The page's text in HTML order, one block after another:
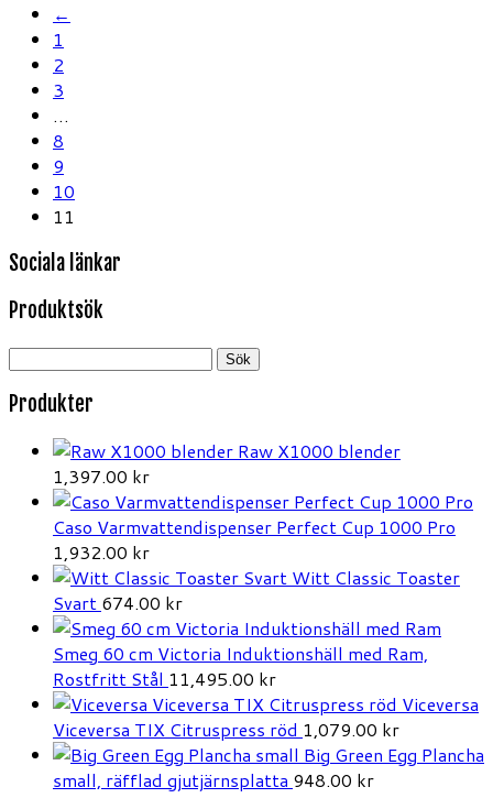
←
1
2
3
…
8
9
10
11
Sociala länkar
Produktsök
Sök
Produkter
Raw X1000 blender
1,397.00 kr
Caso Varmvattendispenser Perfect Cup 1000 Pro
1,932.00 kr
Witt Classic Toaster
Svart 674.00 kr
Smeg 60 cm Victoria Induktionshäll med Ram,
Rostfritt Stål 11,495.00 kr
Viceversa
Viceversa TIX Citruspress röd 1,079.00 kr
Big Green Egg Plancha
small, räfflad gjutjärnsplatta 948.00 kr